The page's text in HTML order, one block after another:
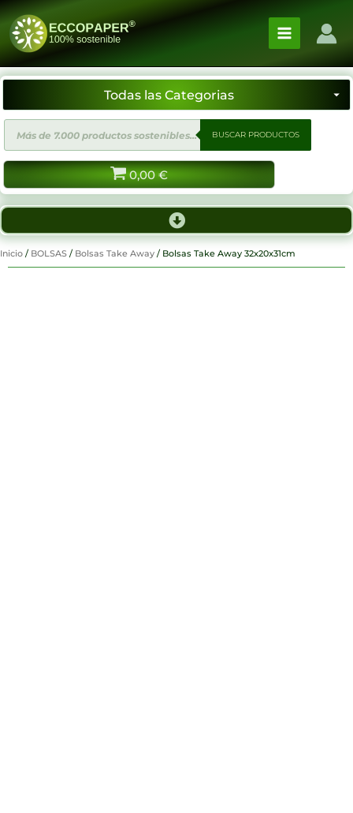
Ir
contenido
de
productos
BUSCAR PRODUCTOS
0,00 €
Inicio / BOLSAS / Bolsas Take Away / Bolsas Take Away 32x20x31cm